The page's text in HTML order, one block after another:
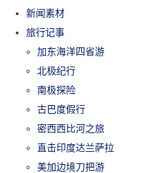
新闻素材
旅行记事
加东海洋四省游
北极纪行
南极探险
古巴度假行
密西西比河之旅
直击印度达兰萨拉
美加边境刀把游